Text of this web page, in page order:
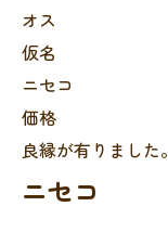
オス
仮名
ニセコ
価格
良縁が有りました。
ニセコ